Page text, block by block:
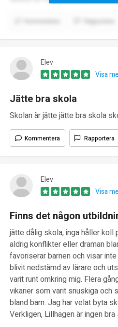
Elev
Visa
Jätte bra skola
Skolan är jätte jätte bra skola
Kommentera Rapportera
Elev
Visa
Finns det någon
jätte dålig skola, inga håller koll
aldrig konflikter eller draman
favoriserar barnen och visar
blivit nedstämd av lärare och
varit runt omkring mig. Flera
vikarier som varit snuskiga och
bland barn. Jag har velat byta
Verkligen, Lillhagen är ingen